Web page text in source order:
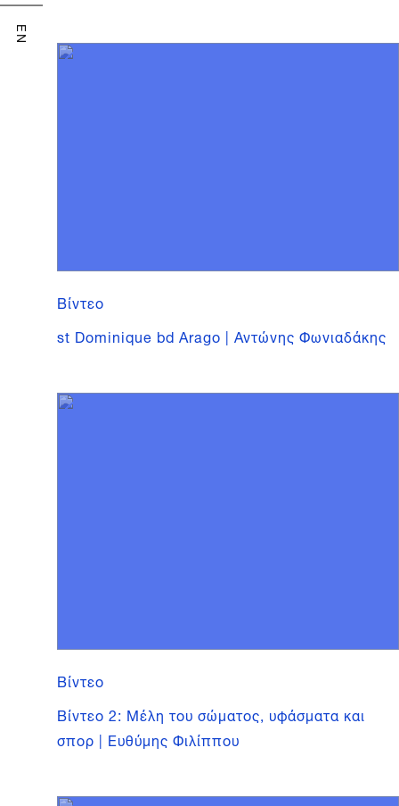
EN
Βίντεο
st Dominique bd Arago | Αντώνης Φωνιαδάκης
Βίντεο
Βίντεο 2: Μέλη του σώματος, υφάσματα και
σπορ | Ευθύμης Φιλίππου